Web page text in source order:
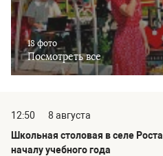
18 фото
Посмотреть все
12:50
8 августа
Школьная столовая в селе
началу учебного года